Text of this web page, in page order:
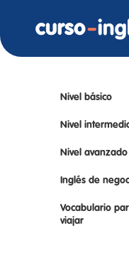
Nivel básico
Nivel
Nivel avanzado
Inglés de
Vocabulario
viajar